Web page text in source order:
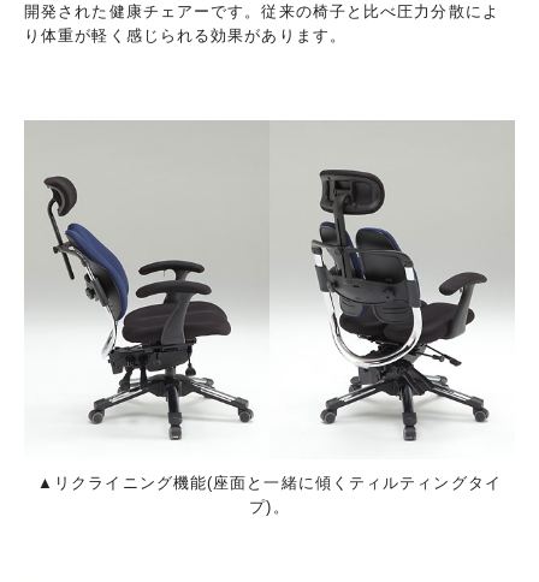
開発された健康チェアーです。従来の椅子と比べ圧力分散によ
り体重が軽く感じられる効果があります。
▲リクライニング機能(座面と一緒に傾くティルティングタイ
プ)。